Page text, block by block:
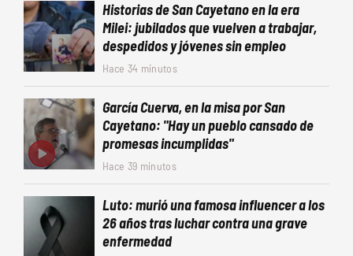
Historias de San Cayetano en la era
Milei: jubilados que vuelven a trabajar,
despedidos y jóvenes sin empleo
Hace 34 minutos
García Cuerva, en la misa por San
Cayetano: "Hay un pueblo cansado de
promesas incumplidas"
Hace 39 minutos
Luto: murió una famosa influencer a los
26 años tras luchar contra una grave
enfermedad